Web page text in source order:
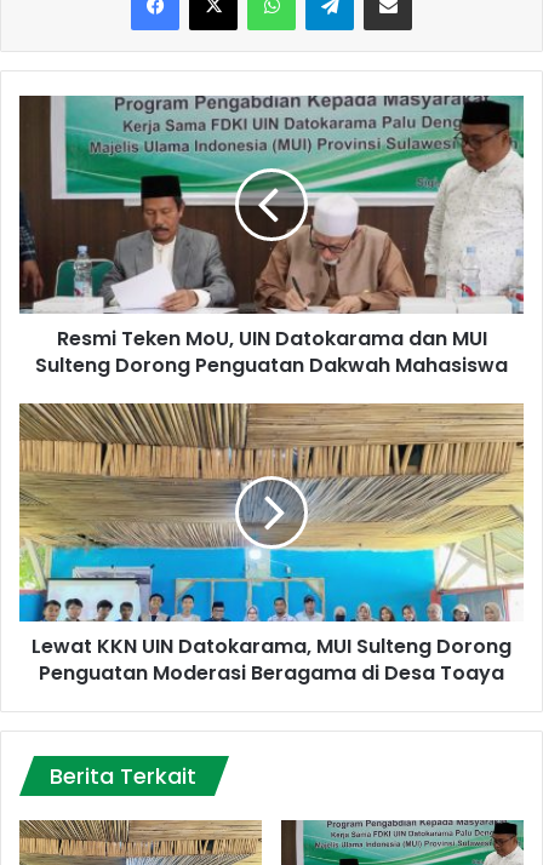
dan
MUI
Sulteng
Dorong
Penguatan
Dakwah
Resmi Teken MoU, UIN Datokarama dan MUI
Sulteng Dorong Penguatan Dakwah Mahasiswa
Lewat
KKN
UIN
Datokarama,
MUI
Sulteng
Dorong
Penguatan
Moderasi
Beragama
Lewat KKN UIN Datokarama, MUI Sulteng Dorong
Penguatan Moderasi Beragama di Desa Toaya
Berita Terkait